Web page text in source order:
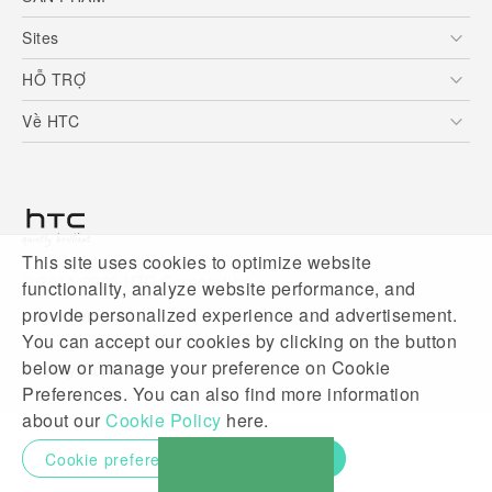
This site uses cookies to optimize website
functionality, analyze website performance, and
provide personalized experience and advertisement.
You can accept our cookies by clicking on the button
below or manage your preference on Cookie
Preferences. You can also find more information
about our Cookie Policy here.
Cookie preferences
5G
Điện Thoại Thông Minh
VIVE
Sites
HTC Dev
HTC Research
HỖ TRỢ
Trung tâm hỗ trợ
Về HTC
Làm việc tại HTC
Chính sách bảo mật
Bảo mật sản phẩm
Thông Tin Đấu Thầu
Security and Privacy Whitepaper
© 2011-2026 HTC Corporation
Legal Terms
Privacy Contact:Global-Privacy@htc.com